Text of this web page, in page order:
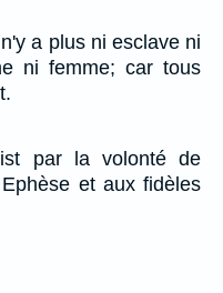
a plus ni esclave ni
ni femme; car tous
par la volonté de
et aux fidèles